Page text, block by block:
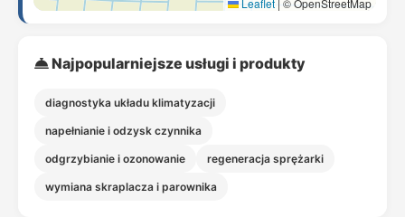
Leaflet | © OpenStreetMap
Najpopularniejsze usługi i produkty
diagnostyka układu klimatyzacji
napełnianie i odzysk czynnika
odgrzybianie i ozonowanie regeneracja sprężarki
wymiana skraplacza i parownika